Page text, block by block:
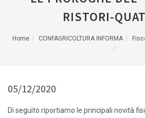
RISTORI-
Home CONFAGRICOLTURA INFORMA
05/12/2020
Di seguito riportiamo le principali novità